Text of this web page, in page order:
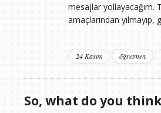
mesajlar yollayacağım.
amaçlarından
24 Kasım öğretmen
So, what do you